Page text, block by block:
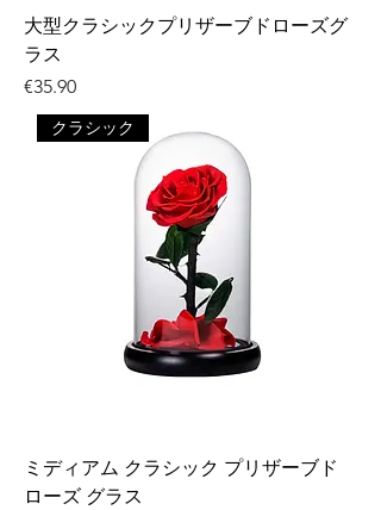
大型クラシックプリザーブドローズグ
ラス
価格
€35.90
クラシック
ミディアム クラシック プリザーブド
ローズ グラス